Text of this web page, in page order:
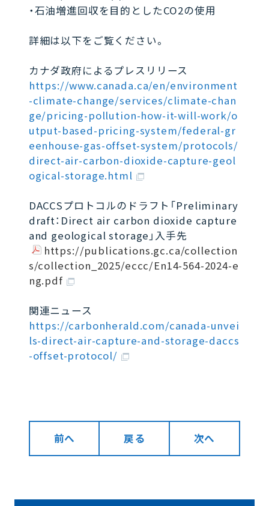
・石油増進回収を目的としたCO2の使用
詳細は以下をご覧ください。
カナダ政府によるプレスリリース
https://www.canada.ca/en/environment
-climate-change/services/climate-chan
ge/pricing-pollution-how-it-will-work/o
utput-based-pricing-system/federal-gr
eenhouse-gas-offset-system/protocols/
direct-air-carbon-dioxide-capture-geol
ogical-storage.html
DACCSプロトコルのドラフト「Preliminary
draft：Direct air carbon dioxide capture
and geological storage」入手先
https://publications.gc.ca/collection
s/collection_2025/eccc/En14-564-2024-e
ng.pdf
関連ニュース
https://carbonherald.com/canada-unvei
ls-direct-air-capture-and-storage-daccs
-offset-protocol/
前へ 戻る 次へ